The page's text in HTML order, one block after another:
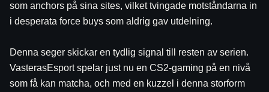
som anchors på sina sites, vilket tvingade motståndarna in
i desperata force buys som aldrig gav utdelning.
Denna seger skickar en tydlig signal till resten av serien.
VasterasEsport spelar just nu en CS2-gaming på en nivå
som få kan matcha, och med en kuzzel i denna storform